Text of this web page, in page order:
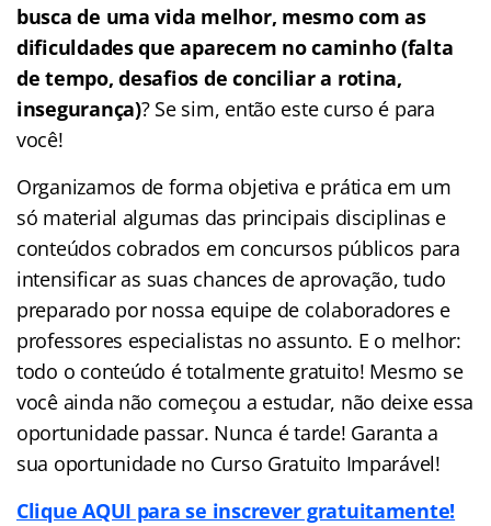
busca de uma vida melhor, mesmo com as
dificuldades que aparecem no caminho (falta
de tempo, desafios de conciliar a rotina,
insegurança)? Se sim, então este curso é para
você!
Organizamos de forma objetiva e prática em um
só material algumas das principais disciplinas e
conteúdos cobrados em concursos públicos para
intensificar as suas chances de aprovação, tudo
preparado por nossa equipe de colaboradores e
professores especialistas no assunto. E o melhor:
todo o conteúdo é totalmente gratuito! Mesmo se
você ainda não começou a estudar, não deixe essa
oportunidade passar. Nunca é tarde! Garanta a
sua oportunidade no Curso Gratuito Imparável!
Clique AQUI para se inscrever gratuitamente!